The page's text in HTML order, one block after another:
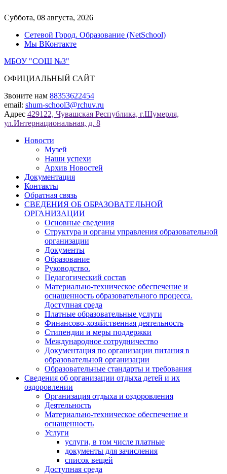
к
Суббота, 08 августа, 2026
Сетевой Город. Образование (NetSchool)
Мы ВКонтакте
МБОУ "СОШ №3"
ОФИЦИАЛЬНЫЙ САЙТ
Звоните нам 88353622454
email: shum-school3@rchuv.ru
Адрес 429122, Чувашская Республика, г.Шумерля,
ул.Интернациональная, д. 8
Новости
Музей
Наши успехи
Архив Новостей
Документация
Контакты
Обратная связь
СВЕДЕНИЯ ОБ ОБРАЗОВАТЕЛЬНОЙ
ОРГАНИЗАЦИИ
Основные сведения
Структура и органы управления образовательной
организации
Документы
Образование
Руководство.
Педагогический состав
Материально-техническое обеспечение и
оснащенность образовательного процесса.
Доступная среда
Платные образовательные услуги
Финансово-хозяйственная деятельность
Стипендии и меры поддержки
Международное сотрудничество
Документация по организации питания в
образовательной организации
Образовательные стандарты и требования
Сведения об организации отдыха детей и их
оздоровлении
Организация отдыха и оздоровления
Деятельность
Материально-техническое обеспечение и
оснащенность
Услуги
услуги, в том числе платные
документы для зачисления
список вещей
Доступная среда